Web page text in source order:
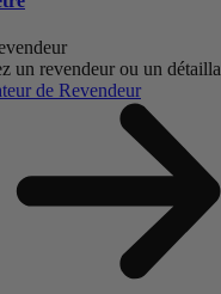
un revendeur ou un
de Revendeur